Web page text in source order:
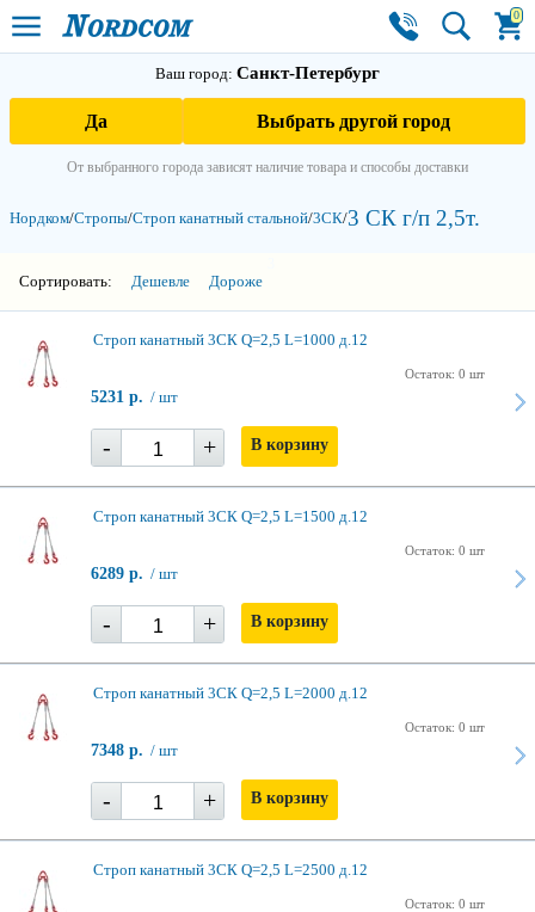
0
Ваш город: Санкт-Петербург
Да Выбрать другой город
От выбранного города зависят наличие товара и способы доставки
Нордком/Стропы/Строп канатный стальной/3СК/3 СК г/п 2,5т.
Сортировать: Дешевле Дороже
Строп канатный 3СК Q=2,5 L=1000 д.12
Остаток: 0 шт
5231 р. / шт
- + В корзину
Строп канатный 3СК Q=2,5 L=1500 д.12
Остаток: 0 шт
6289 р. / шт
- + В корзину
Строп канатный 3СК Q=2,5 L=2000 д.12
Остаток: 0 шт
7348 р. / шт
- + В корзину
Строп канатный 3СК Q=2,5 L=2500 д.12
Остаток: 0 шт